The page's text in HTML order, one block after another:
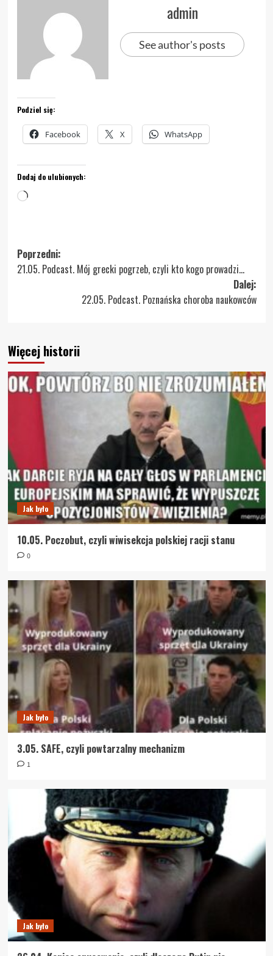
admin
See author's posts
Podziel się:
Facebook X WhatsApp
Dodaj do ulubionych:
Wczytywanie…
Zobacz
wpisy
Poprzedni:
21.05. Podcast. Mój grecki pogrzeb, czyli kto kogo prowadzi…
Dalej:
22.05. Podcast. Poznańska choroba naukowców
Więcej historii
Jak było
10.05. Poczobut, czyli wiwisekcja polskiej racji stanu
0
Jak było
3.05. SAFE, czyli powtarzalny mechanizm
1
Jak było